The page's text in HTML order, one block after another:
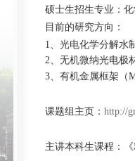
硕士生招生专业：
目前的研究方向：
1、 光电化学分解水
2、 无机微纳光电极
3、 有机金属框架 （
课题组 主页： http://
主讲本科生课程：《